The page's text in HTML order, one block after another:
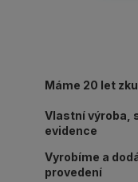
Máme 20 let
Vlastní výroba,
evidence
Vyrobíme a
provedení